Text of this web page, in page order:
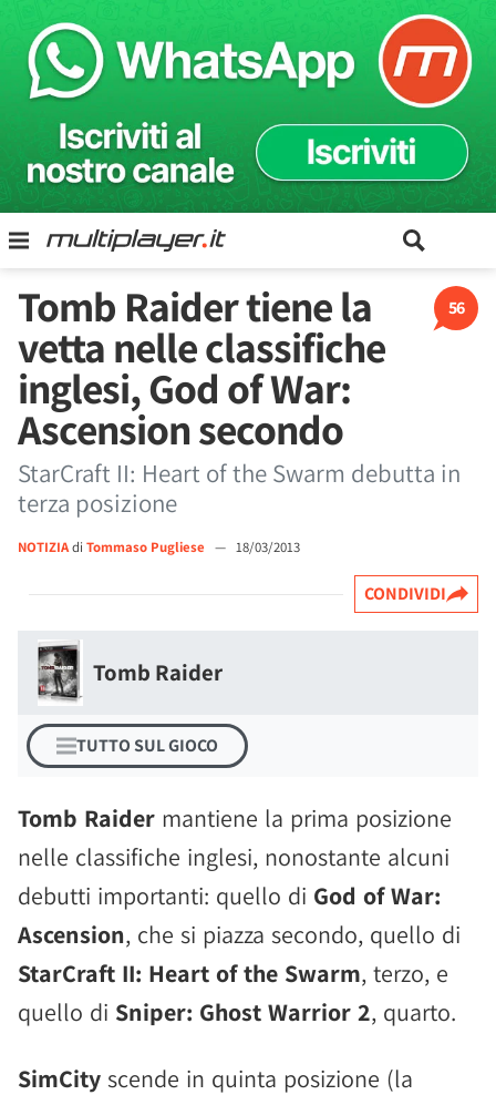
56
Tomb Raider tiene la
vetta nelle classifiche
inglesi, God of War:
Ascension secondo
StarCraft II: Heart of the Swarm debutta in
terza posizione
NOTIZIAdi Tommaso Pugliese — 18/03/2013
CONDIVIDI
Tomb Raider
TUTTO SUL GIOCO
Tomb Raider mantiene la prima posizione
nelle classifiche inglesi, nonostante alcuni
debutti importanti: quello di God of War:
Ascension, che si piazza secondo, quello di
StarCraft II: Heart of the Swarm, terzo, e
quello di Sniper: Ghost Warrior 2, quarto.
SimCity scende in quinta posizione (la